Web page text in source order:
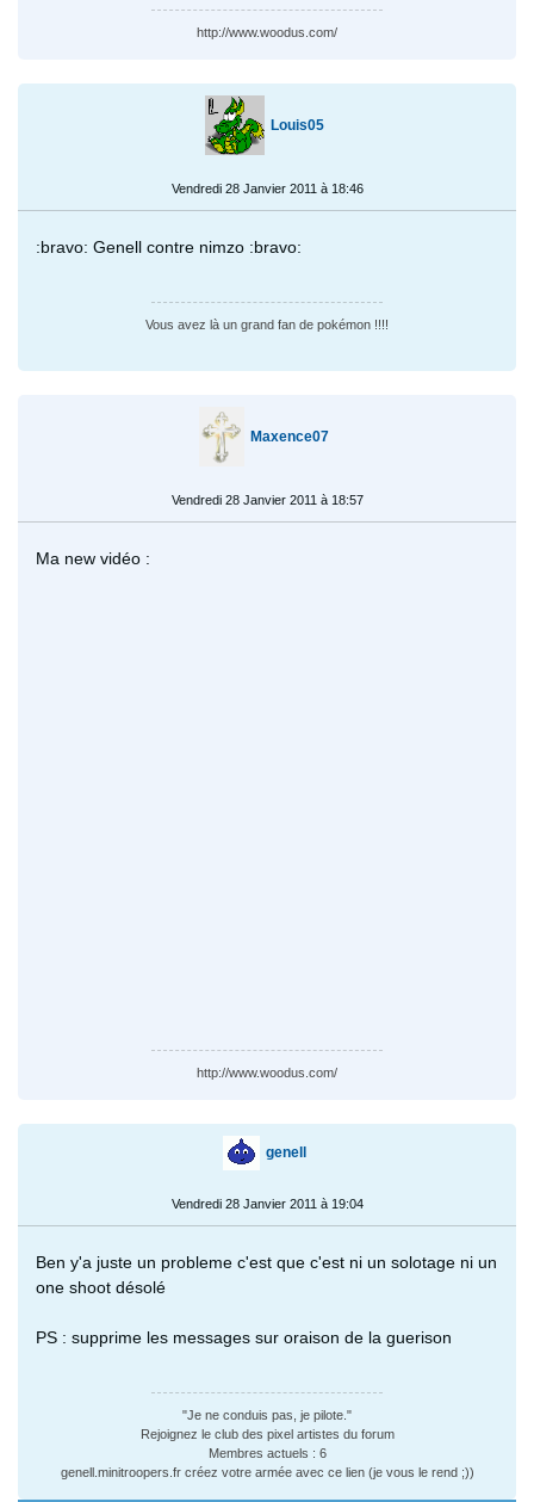
http://www.woodus.com/
Louis05
Vendredi 28 Janvier 2011 à 18:46
:bravo: Genell contre nimzo :bravo:
Vous avez là un grand fan de pokémon !!!!
Maxence07
Vendredi 28 Janvier 2011 à 18:57
Ma new vidéo :
http://www.woodus.com/
genell
Vendredi 28 Janvier 2011 à 19:04
Ben y'a juste un probleme c'est que c'est ni un solotage ni un
one shoot désolé
PS : supprime les messages sur oraison de la guerison
"Je ne conduis pas, je pilote."
Rejoignez le club des pixel artistes du forum
Membres actuels : 6
genell.minitroopers.fr créez votre armée avec ce lien (je vous le rend ;))